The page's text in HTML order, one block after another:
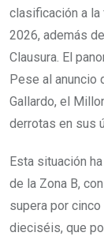
clasificación a
2026, además
Clausura. El
Pese al anuncio
Gallardo, el
derrotas en sus
Esta situación
de la Zona B,
supera por
dieciséis, que